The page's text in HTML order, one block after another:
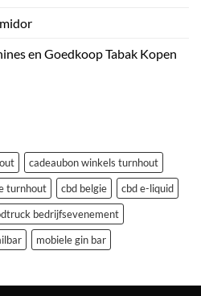
en Goedkoop Tabak Kopen
cadeaubon winkels turnhout
turnhout cbd belgie
cbd e-liquid
bedrijfsevenement
mobiele gin bar